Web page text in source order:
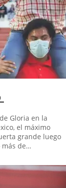
Gloria en la
el máximo
grande luego
más de…